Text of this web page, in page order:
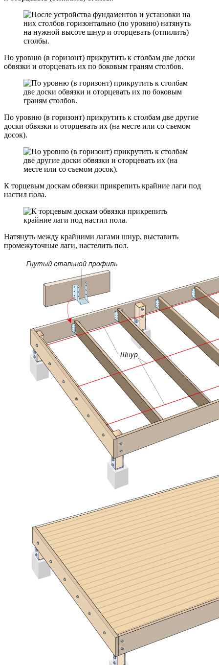
По уровню (в горизонт) прикрутить к столбам две доски
обвязки и оторцевать их по боковым граням столбов.
По уровню (в горизонт) прикрутить к столбам две другие
доски обвязки и оторцевать их (на месте или со съемом
досок).
К торцевым доскам обвязки прикрепить крайние лаги под
настил пола.
Натянуть между крайними лагами шнур, выставить
промежуточные лаги, настелить пол.